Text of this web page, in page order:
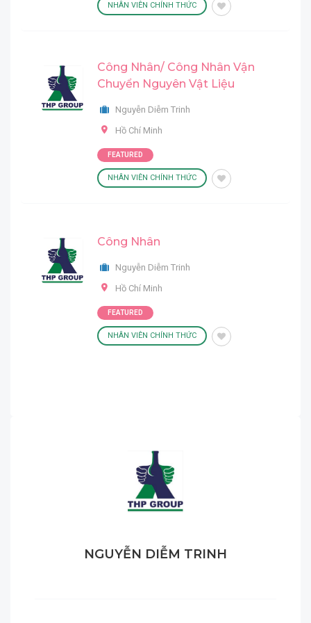
NHÂN VIÊN CHÍNH THỨC
Công Nhân/ Công Nhân Vận
Chuyển Nguyên Vật Liệu
Nguyễn Diễm Trinh
Hồ Chí Minh
FEATURED
NHÂN VIÊN CHÍNH THỨC
Công Nhân
Nguyễn Diễm Trinh
Hồ Chí Minh
FEATURED
NHÂN VIÊN CHÍNH THỨC
NGUYỄN DIỄM TRINH